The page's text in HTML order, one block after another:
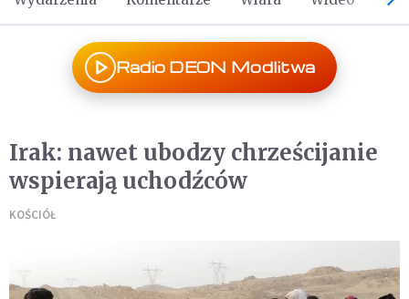
Radio DEON Modlitwa
Irak: nawet ubodzy chrześcijanie
wspierają uchodźców
KOŚCIÓŁ